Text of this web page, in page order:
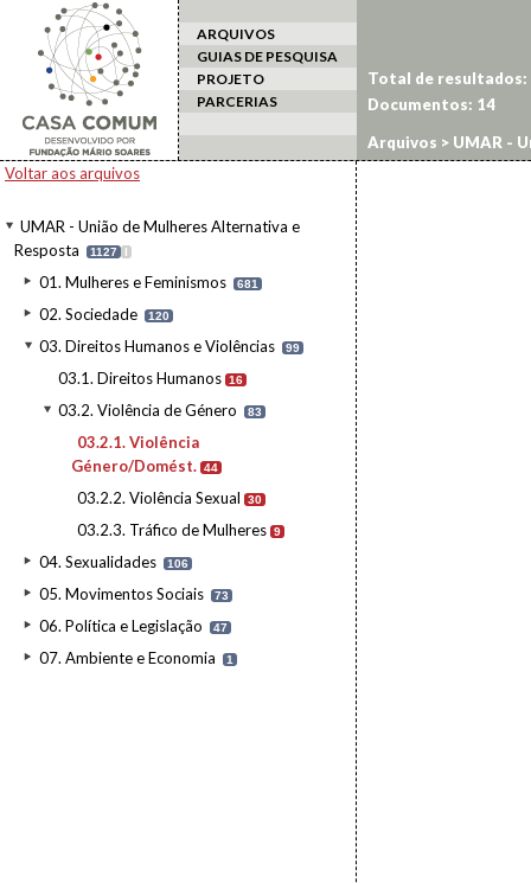
ARQUIVOS
GUIAS DE PESQUISA
PROJETO
PARCERIAS
Voltar aos arquivos
UMAR - União de Mulheres Alternativa e
Resposta
1127 I
01. Mulheres e Feminismos 681
02. Sociedade 120
03. Direitos Humanos e Violências 99
03.1. Direitos Humanos 16
03.2. Violência de Género 83
03.2.1. Violência
Género/Domést. 44
03.2.2. Violência Sexual 30
03.2.3. Tráfico de Mulheres 9
04. Sexualidades 106
05. Movimentos Sociais 73
06. Política e Legislação 47
07. Ambiente e Economia 1
Total de resultados:
Documentos: 14
Arquivos > UMAR -
Violência de Género